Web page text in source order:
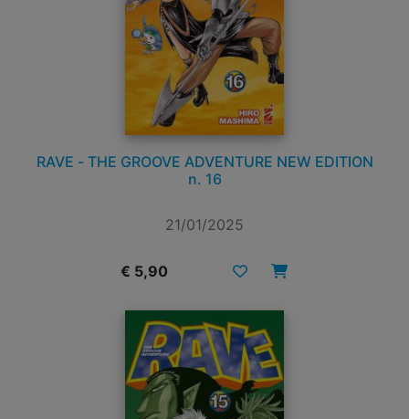
RAVE - THE GROOVE ADVENTURE NEW EDITION
n. 16
21/01/2025
€ 5,90